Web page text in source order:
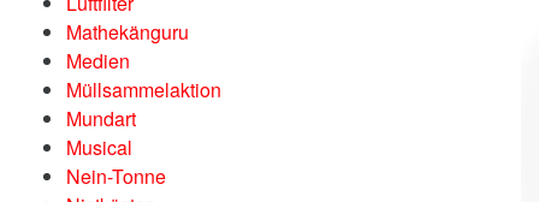
Mathekänguru
Medien
Müllsammelaktion
Mundart
Musical
Nein-Tonne